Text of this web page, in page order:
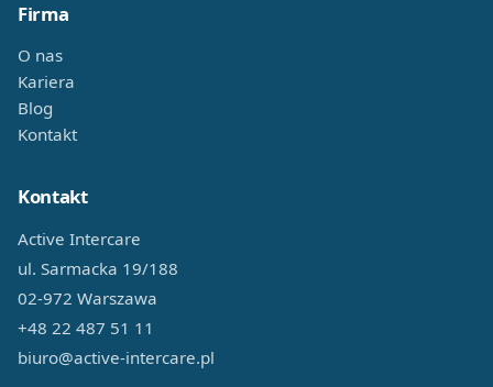
Firma
O nas
Kariera
Blog
Kontakt
Kontakt
Active Intercare
ul. Sarmacka 19/188
02-972 Warszawa
+48 22 487 51 11
biuro@active-intercare.pl